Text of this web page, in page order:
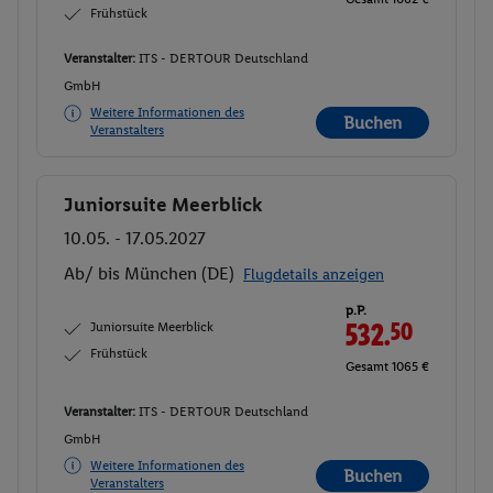
Frühstück
Veranstalter: ITS - DERTOUR Deutschland
GmbH
Weitere Informationen des
Veranstalters
Buchen
Buchen
Juniorsuite Meerblick
10.05. - 17.05.2027
Ab/ bis München (DE) Flugdetails anzeigen
Juniorsuite Meerblick
Frühstück
p.P.
532.50
Gesamt 1065 €
Veranstalter: ITS - DERTOUR Deutschland
GmbH
Weitere Informationen des
Veranstalters
Buchen